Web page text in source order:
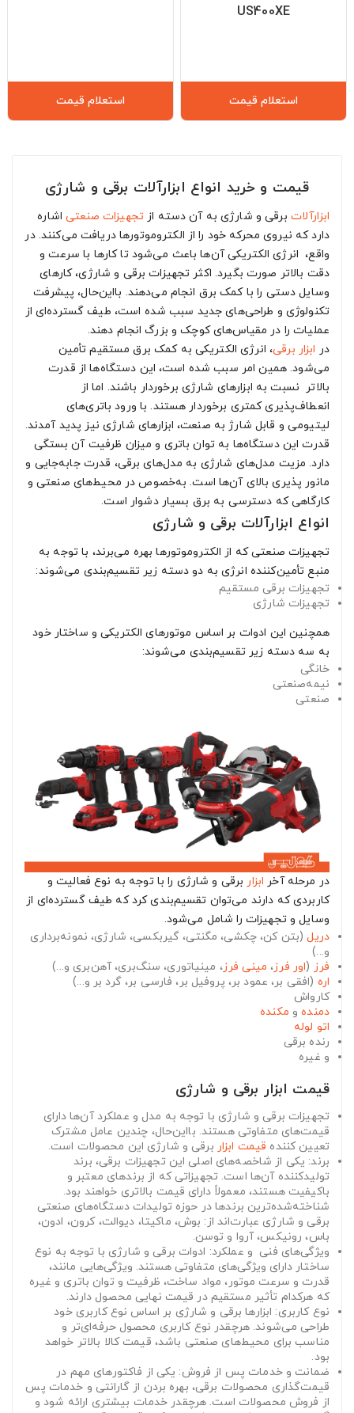
US400XE
استعلام قیمت استعلام قیمت
قیمت و خرید انواع ابزارآلات برقی و شارژی
ابزارآلات برقی و شارژی به آن دسته ازتجهیزات صنعتیاشاره
دارد که نیروی محرکه خود را از الکتروموتورها دریافت می‌کنند. در
واقع، انرژی الکتریکی آن‌ها باعث می‌شود تا کارها با سرعت و
دقت بالاتر صورت بگیرد. اکثر تجهیزات برقی و شارژی، کارهای
وسایل دستی را با کمک برق انجام می‌دهند. بااین‌حال، پیشرفت
تکنولوژی و طراحی‌های جدید سبب شده است، طیف گسترده‌ای از
عملیات را در مقیاس‌های کوچک و بزرگ انجام دهند.
در ابزار برقی، انرژی الکتریکی به کمک برق مستقیم تأمین
می‌شود. همین امر سبب شده است، این دستگاه‌ها از قدرت
بالاتر نسبت به ابزارهای شارژی برخوردار باشند. اما از
انعطاف‌پذیری کمتری برخوردار هستند. با ورود باتری‌های
لیتیومی و قابل شارژ به صنعت، ابزارهای شارژی نیز پدید آمدند.
قدرت این دستگاه‌ها به توان باتری و میزان ظرفیت آن بستگی
دارد. مزیت مدل‌های شارژی به مدل‌های برقی، قدرت جابه‌جایی و
مانور پذیری بالای آن‌ها است. به‌خصوص در محیط‌های صنعتی و
کارگاهی که دسترسی به برق بسیار دشوار است.
انواع ابزارآلات برقی و شارژی
تجهیزات صنعتی که از الکتروموتورها بهره می‌برند، با توجه به
منبع تأمین‌کننده انرژی به دو دسته زیر تقسیم‌بندی می‌شوند:
تجهیزات برقی مستقیم
تجهیزات شارژی
همچنین این ادوات بر اساس موتورهای الکتریکی و ساختار خود
به سه دسته زیر تقسیم‌بندی می‌شوند:
خانگی
نیمه‌صنعتی
صنعتی
در مرحله آخر ابزار برقی و شارژی را با توجه به نوع فعالیت و
کاربردی که دارند می‌توان تقسیم‌بندی کرد که طیف گسترده‌ای از
وسایل و تجهیزات را شامل می‌شود.
دریل(بتن کن، چکشی، مگنتی، گیربکسی، شارژی، نمونه‌برداری
و...)
فرز (اور فرز، مینی فرز، مینیاتوری، سنگ‌بری، آهن‌بری و...)
اره (افقی بر، عمود بر، پروفیل بر، فارسی بر، گرد بر و...)
کارواش
دمندهو مکنده
اتو لوله
رنده برقی
و غیره
قیمت ابزار برقی و شارژی
تجهیزات برقی و شارژی با توجه به مدل و عملکرد آن‌ها دارای
قیمت‌های متفاوتی هستند. بااین‌حال، چندین عامل مشترک
تعیین کننده قیمت ابزار برقی و شارژی این محصولات است.
برند: یکی از شاخصه‌های اصلی این تجهیزات برقی، برند
تولیدکننده آن‌ها است. تجهیزاتی که از برندهای معتبر و
باکیفیت هستند، معمولاً دارای قیمت بالاتری خواهند بود.
شناخته‌شده‌ترین برندها در حوزه تولیدات دستگاه‌های صنعتی
برقی و شارژی عبارت‌اند از: بوش، ماکیتا، دیوالت، کرون، ادون،
باس، رونیکس، آروا و توسن.
ویژگی‌های فنی و عملکرد: ادوات برقی و شارژی با توجه به نوع
ساختار دارای ویژگی‌های متفاوتی هستند. ویژگی‌هایی مانند،
قدرت و سرعت موتور، مواد ساخت، ظرفیت و توان باتری و غیره
که هرکدام تأثیر مستقیم در قیمت نهایی محصول دارند.
نوع کاربری: ابزارها برقی و شارژی بر اساس نوع کاربری خود
طراحی می‌شوند. هرچقدر نوع کاربری محصول حرفه‌ای‌تر و
مناسب برای محیط‌های صنعتی باشد، قیمت کالا بالاتر خواهد
بود.
ضمانت و خدمات پس از فروش: یکی از فاکتورهای مهم در
قیمت‌گذاری محصولات برقی، بهره بردن از گارانتی و خدمات پس
از فروش محصولات است. هرچقدر خدمات بیشتری ارائه شود و